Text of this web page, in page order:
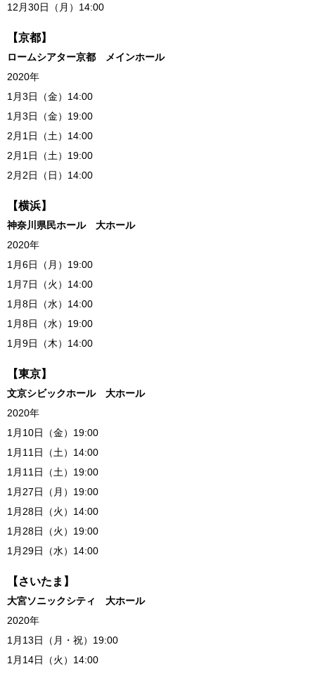
12月30日（月）14:00
【京都】
ロームシアター京都 メインホール
2020年
1月3日（金）14:00
1月3日（金）19:00
2月1日（土）14:00
2月1日（土）19:00
2月2日（日）14:00
【横浜】
神奈川県民ホール 大ホール
2020年
1月6日（月）19:00
1月7日（火）14:00
1月8日（水）14:00
1月8日（水）19:00
1月9日（木）14:00
【東京】
文京シビックホール 大ホール
2020年
1月10日（金）19:00
1月11日（土）14:00
1月11日（土）19:00
1月27日（月）19:00
1月28日（火）14:00
1月28日（火）19:00
1月29日（水）14:00
【さいたま】
大宮ソニックシティ 大ホール
2020年
1月13日（月・祝）19:00
1月14日（火）14:00